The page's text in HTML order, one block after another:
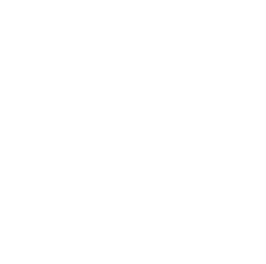
at a full
support will
her. We ask